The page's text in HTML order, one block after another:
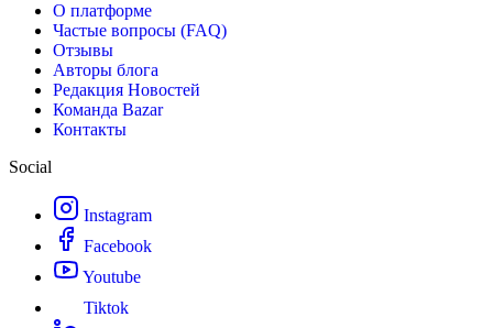
О платформе
Частые вопросы (FAQ)
Отзывы
Авторы блога
Редакция Новостей
Команда Bazar
Контакты
Social
Instagram
Facebook
Youtube
Tiktok